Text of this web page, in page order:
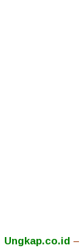
Ungkap.co.id –